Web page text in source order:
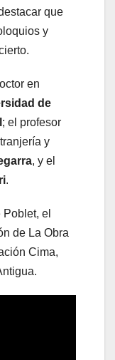
que
y
en
de
; el profesor
y
, y el
.
el
de La Obra
Cima,